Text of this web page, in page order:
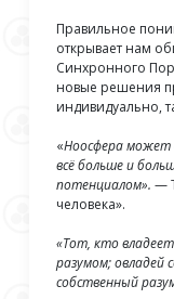
Правильное
открывает нам
Синхронного
новые решения
индивидуально,
«Ноосфера может
всё больше и
потенциалом». —
человека».
«Тот, кто
разумом; овладей
собственный